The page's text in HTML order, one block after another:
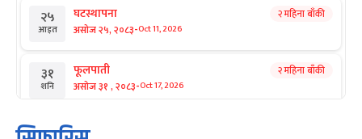
२५
आइत
घटस्थापना
असोज २५, २०८३-Oct 11, 2026
२ महिना बाँकी
३१
शनि
फूलपाती
असोज ३१ , २०८३-Oct 17, 2026
२ महिना बाँकी
१ कार्तिक सङ्क्रान्ति